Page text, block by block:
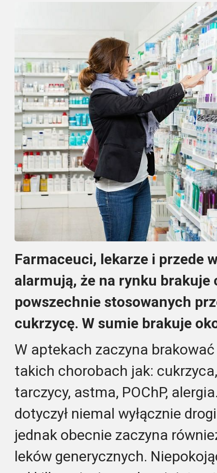
Farmaceuci, lekarze i przede
alarmują, że na rynku brakuje
powszechnie stosowanych
cukrzycę. W sumie brakuje
W aptekach zaczyna
takich chorobach jak:
tarczycy, astma, POChP,
dotyczył niemal wyłącznie
jednak obecnie zaczyna
leków generycznych.